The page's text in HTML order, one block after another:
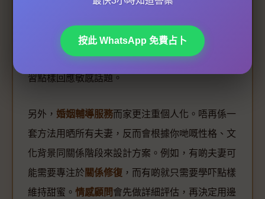
有效嘅道歉方式或行動。有啲平台仲提供虛擬實境
（VR）情景訓練，等你可以模擬同伴侶傾偈，練
習點樣回應敏感話題。
另外， 婚姻輔導服務而家更注重個人化。唔再係一
套方法用晒所有夫妻，反而會根據你哋嘅性格、文
化背景同關係階段來設計方案。例如，有啲夫妻可
能需要專注於 關係修復 ，而有啲就只需要學吓點樣
維持甜蜜。 情感顧問會先做詳細評估，再決定用邊
按此 WhatsApp 免費占卜